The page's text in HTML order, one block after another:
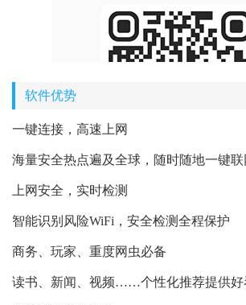
软件优势
一键连接，高速上网
海量安全热点遍及全球，随时随地一键联
上网安全，实时检测
智能识别风险WiFi，安全检测全程保护
商务、玩家、重度网虫必备
读书、新闻、视频……个性化推荐提供好